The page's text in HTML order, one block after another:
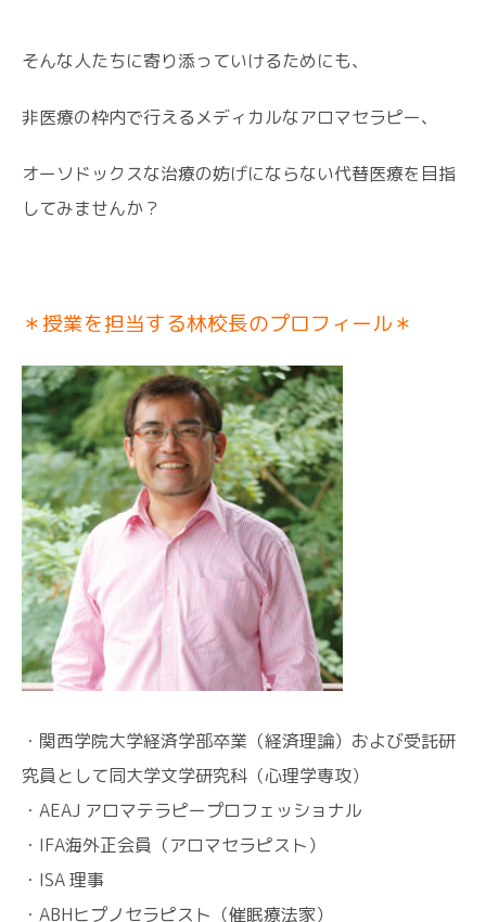
そんな人たちに寄り添っていけるためにも、
非医療の枠内で行えるメディカルなアロマセラピー、
オーソドックスな治療の妨げにならない代替医療を目指
してみませんか？
＊授業を担当する林校長のプロフィール＊
・関西学院大学経済学部卒業（経済理論）および受託研
究員として同大学文学研究科（心理学専攻）
・AEAJ アロマテラピープロフェッショナル
・IFA海外正会員（アロマセラピスト）
・ISA 理事
・ABHヒプノセラピスト（催眠療法家）